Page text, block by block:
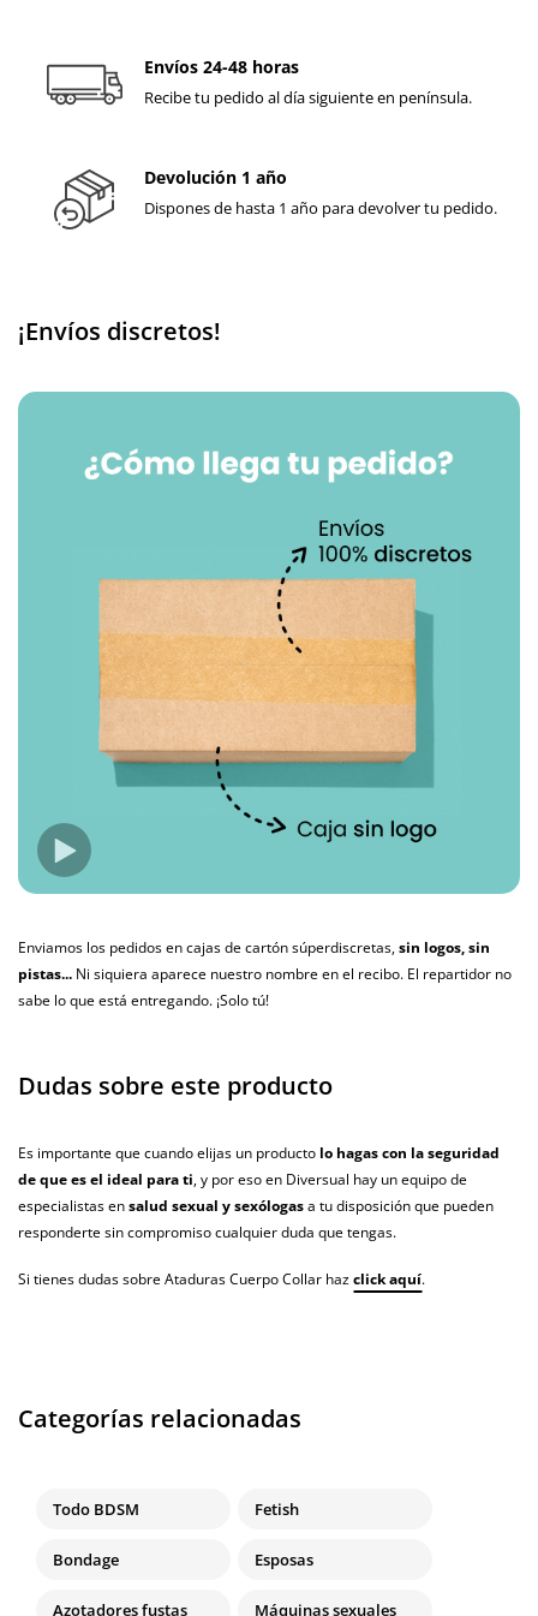
Envíos 24-48 horas
Recibe tu pedido al día siguiente en península.
Devolución 1 año
Dispones de hasta 1 año para devolver tu pedido.
¡Envíos discretos!
Enviamos los pedidos en cajas de cartón súperdiscretas,sin logos, sin
pistas... Ni siquiera aparece nuestro nombre en el recibo. El repartidor no
sabe lo que está entregando. ¡Solo tú!
Dudas sobre este producto
Es importante que cuando elijas un producto lo hagas con la seguridad
de que es el ideal para ti, y por eso en Diversual hay un equipo de
especialistas ensalud sexual y sexólogasa tu disposición que pueden
responderte sin compromiso cualquier duda que tengas.
Si tienes dudas sobre Ataduras Cuerpo Collar hazclick aquí.
Categorías relacionadas
Todo BDSM Fetish
Bondage Esposas
Azotadores fustas Máquinas sexuales